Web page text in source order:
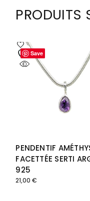
PRODUITS
Save
PENDENTIF
FACETTÉE SERTI
925
21,00€
Save